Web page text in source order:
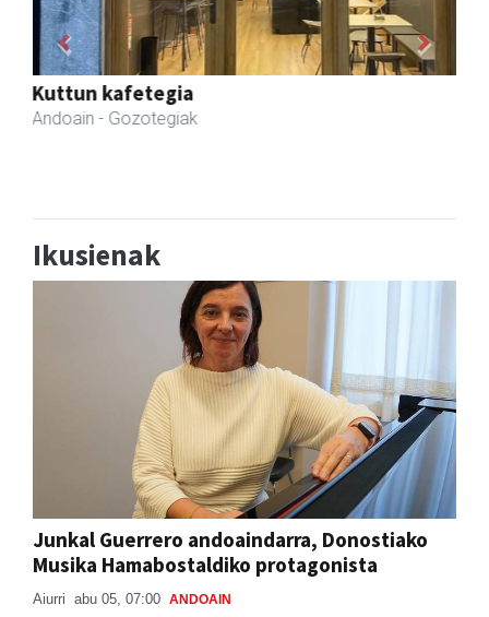
Zizurkilgo Udala
Zizurkil - Udaletxeak
Previous Next
Ikusienak
Junkal Guerrero andoaindarra, Donostiako
Musika Hamabostaldiko protagonista
Aiurri abu 05, 07:00 ANDOAIN